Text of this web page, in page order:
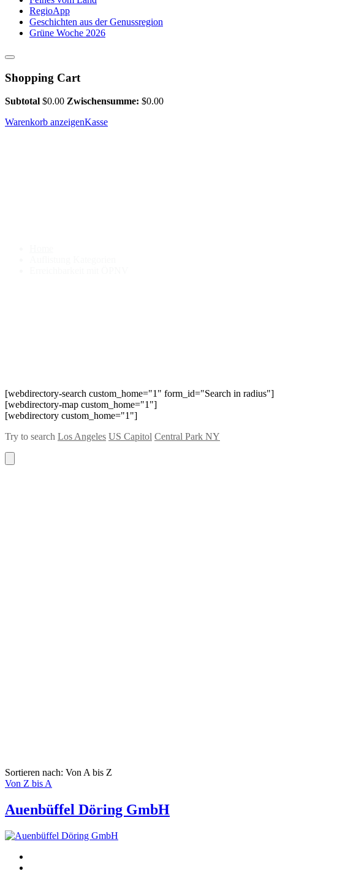
RegioApp
Geschichten aus der Genussregion
Grüne Woche 2026
Shopping Cart
Subtotal $0.00 Zwischensumme: $0.00
Warenkorb anzeigenKasse
[webdirectory-search custom_home="1" form_id="Search in radius"]
[webdirectory-map custom_home="1"]
[webdirectory custom_home="1"]
Try to search Los Angeles US Capitol Central Park NY
Sortieren nach: Von A bis Z
Von Z bis A
Auenbüffel Döring GmbH